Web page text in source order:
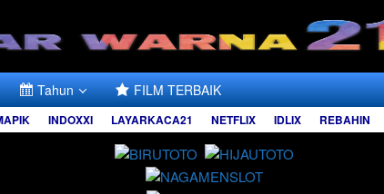
Tahun FILM TERBAIK
INDOXXI LAYARKACA21 NETFLIX IDLIX REBAHIN